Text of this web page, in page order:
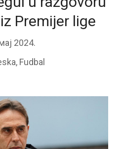
Premijer lige
2024.
, Fudbal